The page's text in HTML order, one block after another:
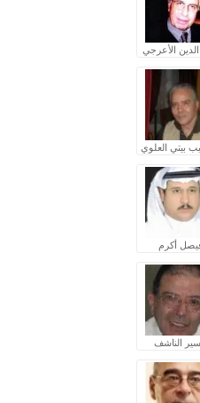
الأعرجي
بيتي العلوي
أكرم
الناشف